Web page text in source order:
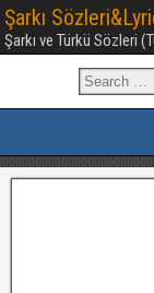
Şarkı
Şarkı ve Türkü Sözleri